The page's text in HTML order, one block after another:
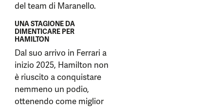
del team di Maranello.
UNA STAGIONE DA
DIMENTICARE PER
HAMILTON
Dal suo arrivo in Ferrari a
inizio 2025, Hamilton non
è riuscito a conquistare
nemmeno un podio,
ottenendo come miglior